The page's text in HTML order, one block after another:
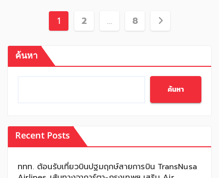
Posts
1 2 … 8
ค้นหา
ค้นหา
Recent Posts
ททท. ต้อนรับเที่ยวบินปฐมฤกษ์สายการบิน TransNusa